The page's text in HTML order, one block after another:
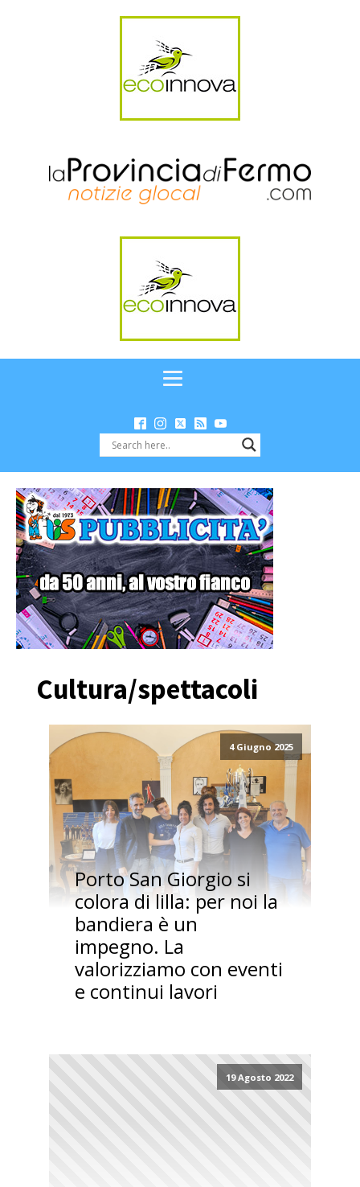
Cultura/spettacoli
4 Giugno 2025
Porto San Giorgio si
colora di lilla: per noi la
bandiera è un
impegno. La
valorizziamo con eventi
e continui lavori
19 Agosto 2022